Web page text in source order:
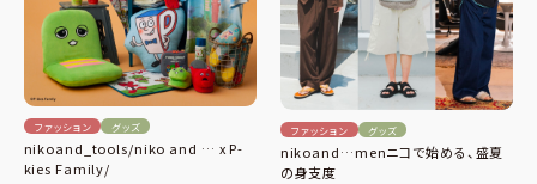
ファッション グッズ
nikoand_tools/niko and … x P-
kies Family/
ファッション グッズ
nikoand…menニコで始める、盛夏
の身支度